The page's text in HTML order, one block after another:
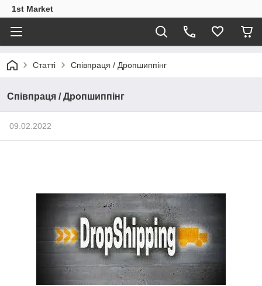
1st Market
Статті Співпраця / Дропшиппінг
Співпраця / Дропшиппінг
09.02.2022